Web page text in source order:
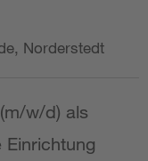
Norderstedt
w/d) als